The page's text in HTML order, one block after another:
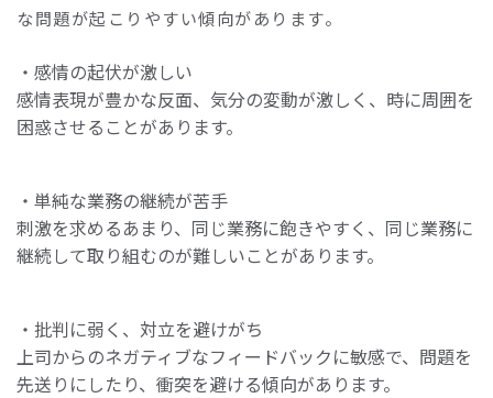
な問題が起こりやすい傾向があります。
・感情の起伏が激しい
感情表現が豊かな反面、気分の変動が激しく、時に周囲を
困惑させることがあります。
・単純な業務の継続が苦手
刺激を求めるあまり、同じ業務に飽きやすく、同じ業務に
継続して取り組むのが難しいことがあります。
・批判に弱く、対立を避けがち
上司からのネガティブなフィードバックに敏感で、問題を
先送りにしたり、衝突を避ける傾向があります。